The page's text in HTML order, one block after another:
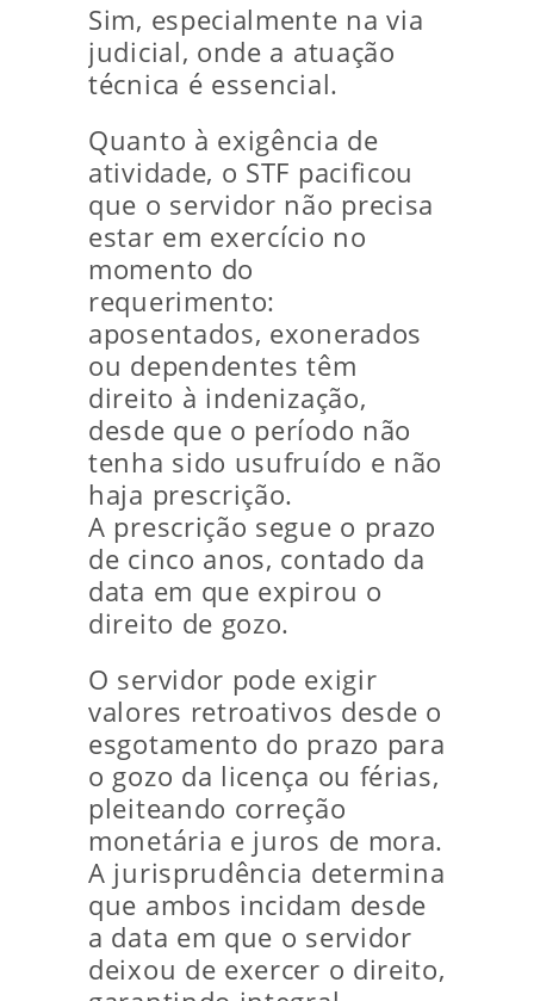
Sim, especialmente na via
judicial, onde a atuação
técnica é essencial.
Quanto à exigência de
atividade, o STF pacificou
que o servidor não precisa
estar em exercício no
momento do
requerimento:
aposentados, exonerados
ou dependentes têm
direito à indenização,
desde que o período não
tenha sido usufruído e não
haja prescrição.
A prescrição segue o prazo
de cinco anos, contado da
data em que expirou o
direito de gozo.
O servidor pode exigir
valores retroativos desde o
esgotamento do prazo para
o gozo da licença ou férias,
pleiteando correção
monetária e juros de mora.
A jurisprudência determina
que ambos incidam desde
a data em que o servidor
deixou de exercer o direito,